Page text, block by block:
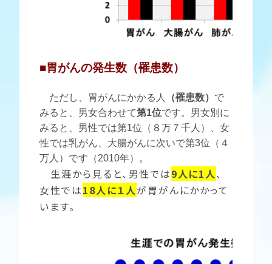
■胃がんの発生数（罹患数）
ただし、胃がんにかかる人 （罹患数） で
みると、男女合わせて第1位です。男女別に
みると、男性では第1位（８万７千人）、女
性では乳がん、大腸がんに次いで第3位（４
万人）です（2010年）。
生涯から見ると、男性では9人に1人、
女性では18人に１人が胃がんにかかって
います。